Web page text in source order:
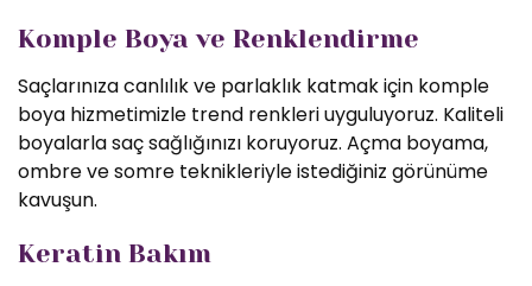
Komple Boya ve Renklendirme
Saçlarınıza canlılık ve parlaklık katmak için komple
boya hizmetimizle trend renkleri uyguluyoruz. Kaliteli
boyalarla saç sağlığınızı koruyoruz. Açma boyama,
ombre ve somre teknikleriyle istediğiniz görünüme
kavuşun.
Keratin Bakım